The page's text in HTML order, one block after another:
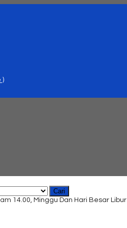
)
Cari
14.00, Minggu Dan Hari Besar Libur